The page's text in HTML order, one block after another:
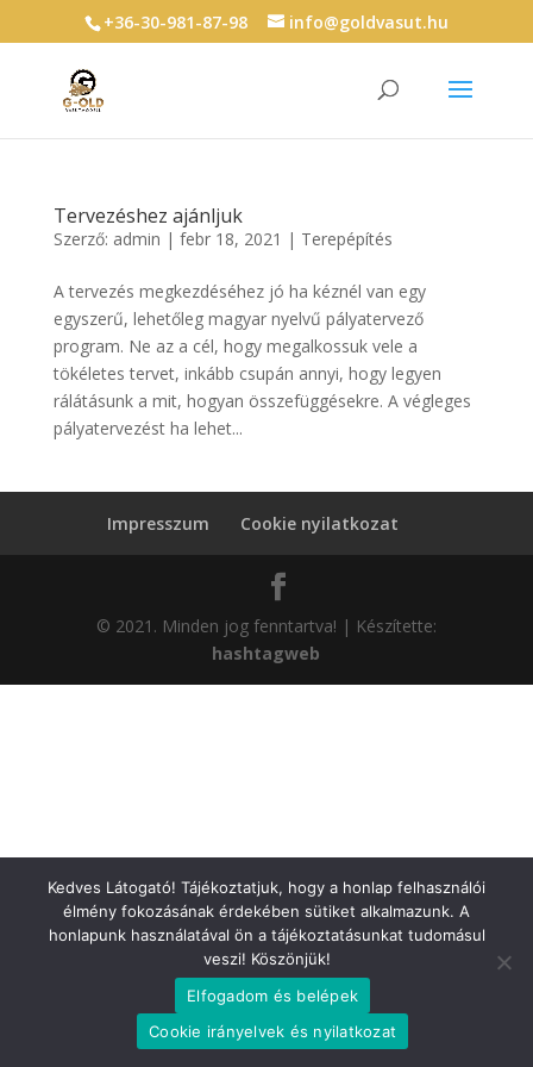
+36-30-981-87-98 info@goldvasut.hu
Tervezéshez ajánljuk
Szerző: admin | febr 18, 2021 | Terepépítés
A tervezés megkezdéséhez jó ha kéznél van egy
egyszerű, lehetőleg magyar nyelvű pályatervező
program. Ne az a cél, hogy megalkossuk vele a
tökéletes tervet, inkább csupán annyi, hogy legyen
rálátásunk a mit, hogyan összefüggésekre. A végleges
pályatervezést ha lehet...
Impresszum Cookie nyilatkozat
© 2021. Minden jog fenntartva! | Készítette:
hashtagweb
Kedves Látogató! Tájékoztatjuk, hogy a honlap felhasználói
élmény fokozásának érdekében sütiket alkalmazunk. A
honlapunk használatával ön a tájékoztatásunkat tudomásul
veszi! Köszönjük!
Elfogadom és belépek
Cookie irányelvek és nyilatkozat